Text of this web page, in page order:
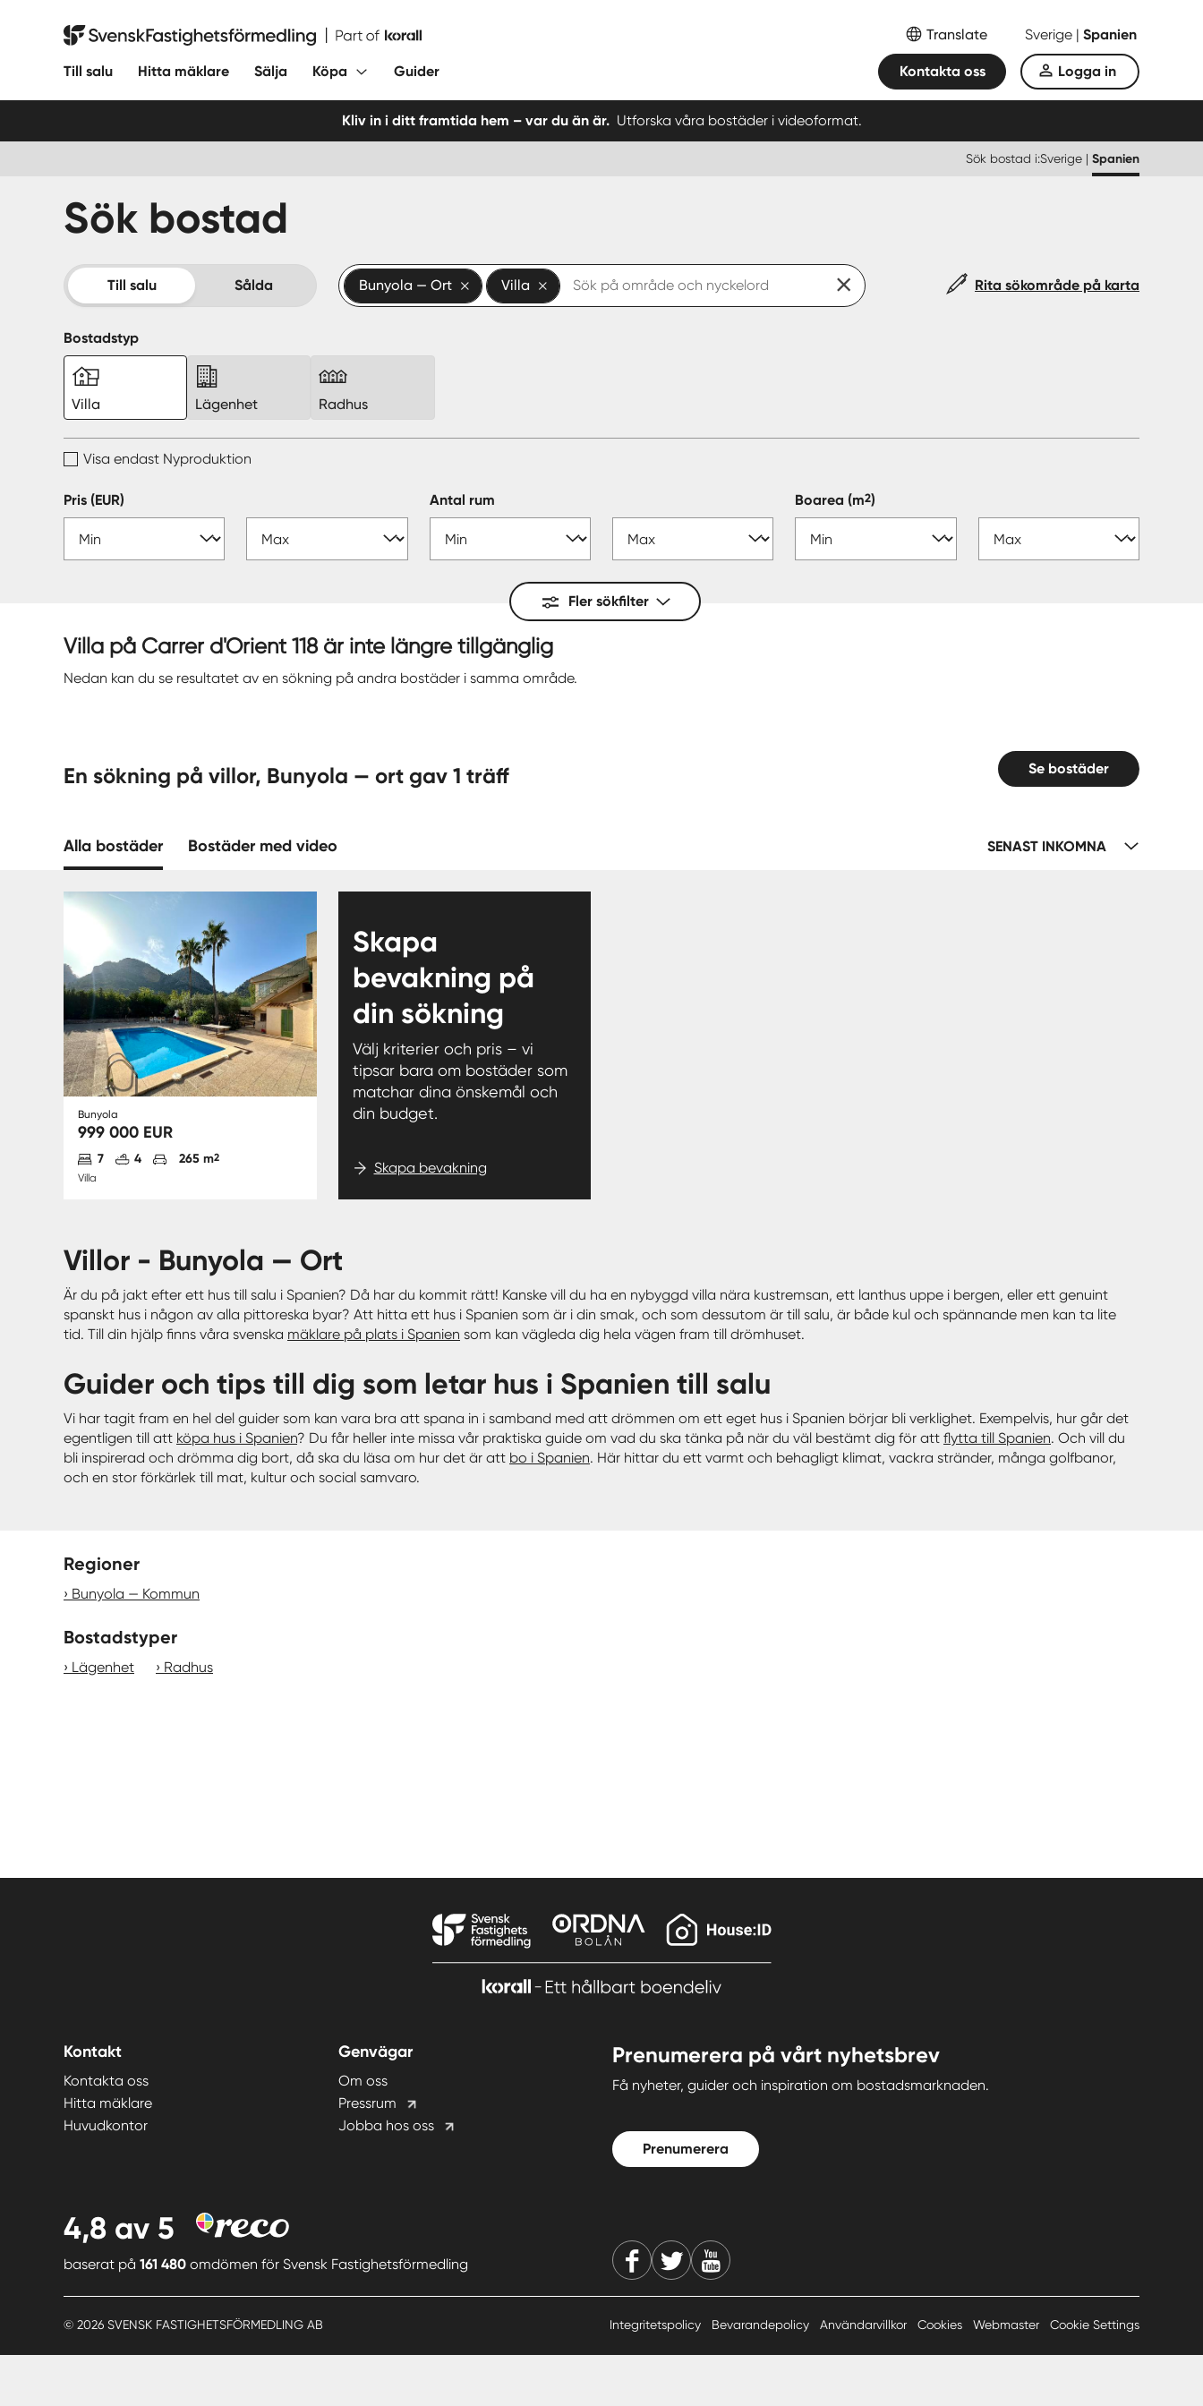
Svensk Fastighetsförmedling Translate Sverige | Spanien
Till salu Hitta mäklare Sälja Köpa Guider Kontakta oss Logga in
Kliv in i ditt framtida hem – var du än är. Utforska våra bostäder i videoformat.
Sök bostad i:Sverige | Spanien
Sök bostad
Till salu Sålda Bunyola — Ort Villa Rita sökområde på karta
Bostadstyp
Villa Lägenhet Radhus
Visa endast Nyproduktion
Pris (EUR) Antal rum Boarea(m2)
Fler sökfilter
Villa på Carrer d'Orient 118 är inte längre tillgänglig
Nedan kan du se resultatet av en sökning på andra bostäder i samma område.
En sökning på villor, Bunyola — ort gav 1 träff Se bostäder
Alla bostäder Bostäder med video SENAST INKOMNA
Bunyola
999 000 EUR
Antal sovrum
7 Antal badrum
4 Parkering
265 m2
Villa
Skapa
bevakning på
din sökning
Välj kriterier och pris – vi
tipsar bara om bostäder som
matchar dina önskemål och
din budget.
Skapa bevakning
villor - Bunyola — Ort
Är du på jakt efter ett hus till salu i Spanien? Då har du kommit rätt! Kanske vill du ha en nybyggd villa nära kustremsan, ett lanthus uppe i bergen, eller ett genuint
spanskt hus i någon av alla pittoreska byar? Att hitta ett hus i Spanien som är i din smak, och som dessutom är till salu, är både kul och spännande men kan ta lite
tid. Till din hjälp finns våra svenska mäklare på plats i Spanien som kan vägleda dig hela vägen fram till drömhuset.
Guider och tips till dig som letar hus i Spanien till salu
Vi har tagit fram en hel del guider som kan vara bra att spana in i samband med att drömmen om ett eget hus i Spanien börjar bli verklighet. Exempelvis, hur går det
egentligen till att köpa hus i Spanien? Du får heller inte missa vår praktiska guide om vad du ska tänka på när du väl bestämt dig för att flytta till Spanien. Och vill du
bli inspirerad och drömma dig bort, då ska du läsa om hur det är att bo i Spanien. Här hittar du ett varmt och behagligt klimat, vackra stränder, många golfbanor,
och en stor förkärlek till mat, kultur och social samvaro.
Regioner
Bunyola — Kommun
Bostadstyper
Lägenhet Radhus
Kontakt
Kontakta oss
Hitta mäklare
Huvudkontor
Genvägar
Om oss
Pressrum
Jobba hos oss
Prenumerera på vårt nyhetsbrev
Få nyheter, guider och inspiration om bostadsmarknaden.
Prenumerera
4,8 av 5
baserat på 161 480 omdömen för Svensk Fastighetsförmedling
© 2026 SVENSK FASTIGHETSFÖRMEDLING AB Integritetspolicy Bevarandepolicy Användarvillkor Cookies Webmaster Cookie Settings